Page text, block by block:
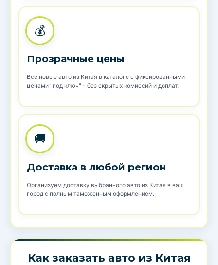
💰
Прозрачные цены
Все новые авто из Китая в каталоге с фиксированными
ценами "под ключ" - без скрытых комиссий и доплат.
🚚
Доставка в любой регион
Организуем доставку выбранного авто из Китая в ваш
город с полным таможенным оформлением.
Как заказать авто из Китая